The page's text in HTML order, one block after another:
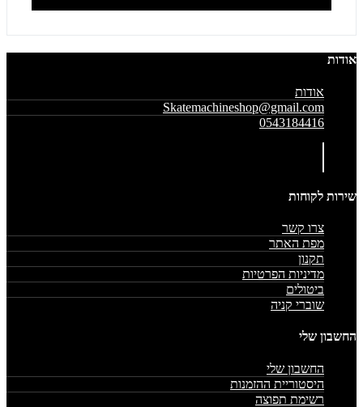
אודות
אודות
Skatemachineshop@gmail.com
0543184416
שירות לקוחות
צרו קשר
מפת האתר
תקנון
מדיניות הפרטיות
ביטולים
שוברי קניה
החשבון שלי
החשבון שלי
היסטוריית ההזמנות
רשימת תפוצה